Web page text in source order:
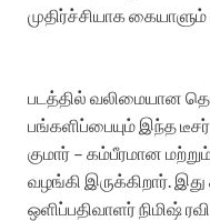
முதிர்ச்சியாக கையாளும்
படத்தில் வலிமையான
பங்களிப்பையும் இந்த டீசர்
குமார் – கம்பீரமான
வழங்கி இருக்கிறார்.
ஒளிப்பதிவாளர் நிமிஷ்